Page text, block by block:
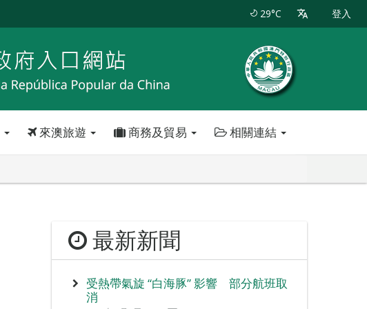
29°C 登入
來澳旅遊 商務及貿易 相關連結
最新新聞
受熱帶氣旋 “白海豚” 影響 部分航班取
消